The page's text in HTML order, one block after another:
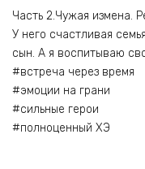
Часть 2.Чужая измена.
У него счастливая
сын. А я воспитываю
#встреча через время
#эмоции на грани
#сильные герои
#полноценный ХЭ